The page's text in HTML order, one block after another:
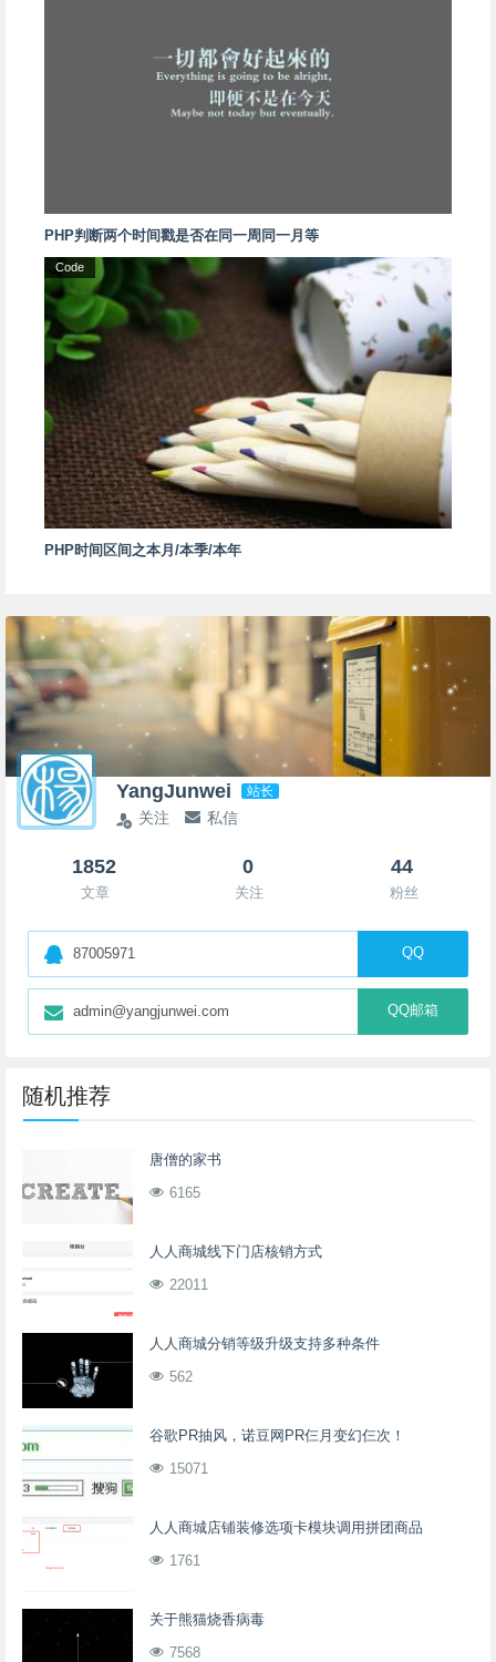
PHP判断两个时间戳是否在同一周同一月等
Code
PHP时间区间之本月/本季/本年
YangJunwei 站长
关注 私信
1852
文章
0
关注
44
粉丝
87005971 QQ
admin@yangjunwei.com QQ邮箱
随机推荐
唐僧的家书
6165
人人商城线下门店核销方式
22011
人人商城分销等级升级支持多种条件
562
谷歌PR抽风，诺豆网PR仨月变幻仨次！
15071
人人商城店铺装修选项卡模块调用拼团商品
1761
关于熊猫烧香病毒
7568